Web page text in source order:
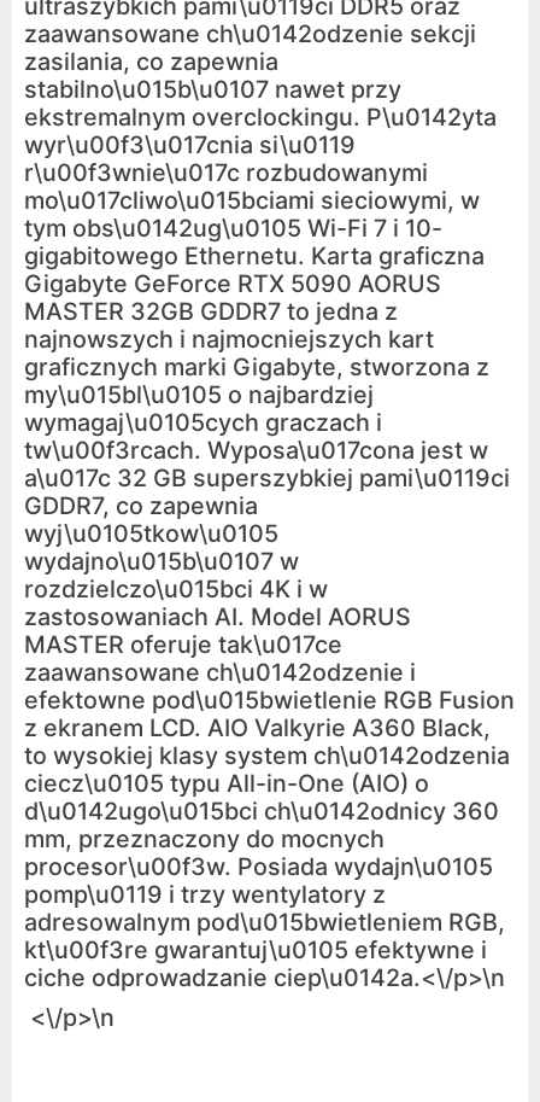
ultraszybkich pami\u0119ci DDR5 oraz
zaawansowane ch\u0142odzenie sekcji
zasilania, co zapewnia
stabilno\u015b\u0107 nawet przy
ekstremalnym overclockingu. P\u0142yta
wyr\u00f3\u017cnia si\u0119
r\u00f3wnie\u017c rozbudowanymi
mo\u017cliwo\u015bciami sieciowymi, w
tym obs\u0142ug\u0105 Wi-Fi 7 i 10-
gigabitowego Ethernetu. Karta graficzna
Gigabyte GeForce RTX 5090 AORUS
MASTER 32GB GDDR7 to jedna z
najnowszych i najmocniejszych kart
graficznych marki Gigabyte, stworzona z
my\u015bl\u0105 o najbardziej
wymagaj\u0105cych graczach i
tw\u00f3rcach. Wyposa\u017cona jest w
a\u017c 32 GB superszybkiej pami\u0119ci
GDDR7, co zapewnia
wyj\u0105tkow\u0105
wydajno\u015b\u0107 w
rozdzielczo\u015bci 4K i w
zastosowaniach AI. Model AORUS
MASTER oferuje tak\u017ce
zaawansowane ch\u0142odzenie i
efektowne pod\u015bwietlenie RGB Fusion
z ekranem LCD. AIO Valkyrie A360 Black,
to wysokiej klasy system ch\u0142odzenia
ciecz\u0105 typu All-in-One (AIO) o
d\u0142ugo\u015bci ch\u0142odnicy 360
mm, przeznaczony do mocnych
procesor\u00f3w. Posiada wydajn\u0105
pomp\u0119 i trzy wentylatory z
adresowalnym pod\u015bwietleniem RGB,
kt\u00f3re gwarantuj\u0105 efektywne i
ciche odprowadzanie ciep\u0142a.<\/p>\n
<\/p>\n